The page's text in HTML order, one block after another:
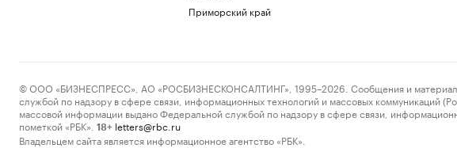
Приморский край
© ООО «БИЗНЕСПРЕСС», АО «РОСБИЗНЕСКОНСАЛТИНГ», 1995–2026. Сообщения и материалы
службой по надзору в сфере связи, информационных технологий и массовых коммуникаций
массовой информации выдано Федеральной службой по надзору в сфере связи,
пометкой «РБК».
18+ letters@rbc.ru
Владельцем сайта является информационное агентство «РБК».